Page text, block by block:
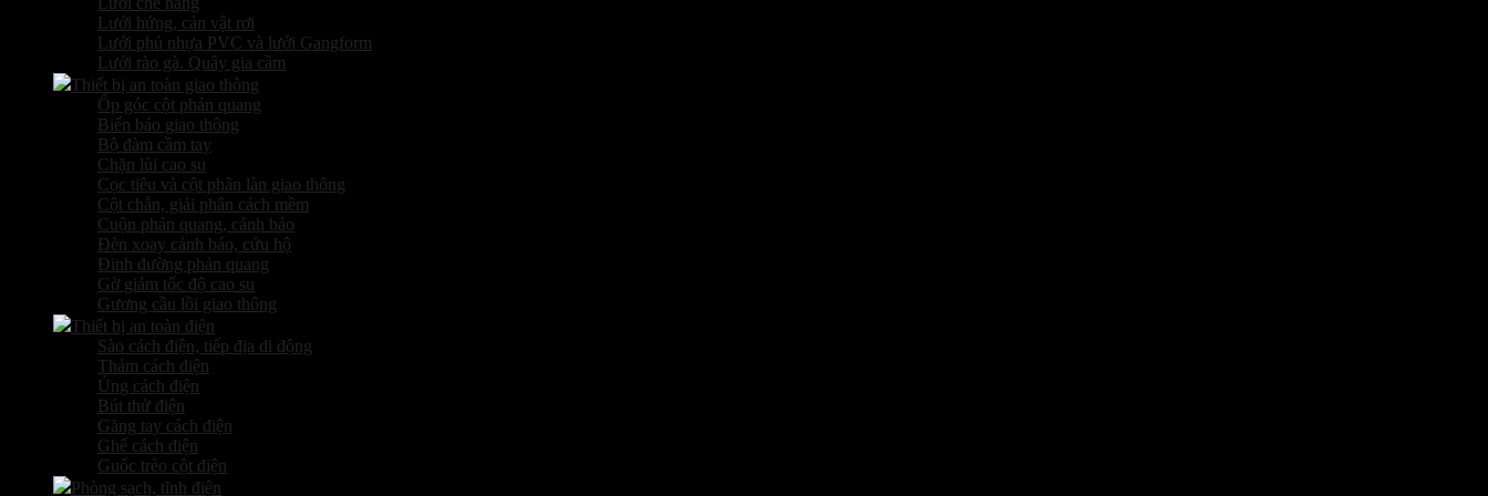
Lưới hứng, cản vật rơi
Lưới phủ nhựa PVC và lưới Gangform
Lưới rào gà. Quây gia cầm
Thiết bị an toàn giao thông
Ốp góc cột phản quang
Biển báo giao thông
Bộ đàm cầm tay
Chặn lùi cao su
Cọc tiêu và cột phân làn giao thông
Cột chắn, giải phân cách mềm
Cuộn phản quang, cảnh báo
Đèn xoay cảnh báo, cứu hộ
Đinh đường phản quang
Gờ giảm tốc độ cao su
Gương cầu lồi giao thông
Thiết bị an toàn điện
Sào cách điện, tiếp địa di động
Thảm cách điện
Ủng cách điện
Bút thử điện
Găng tay cách điện
Ghế cách điện
Guốc trèo cột điện
Phòng sạch, tĩnh điện